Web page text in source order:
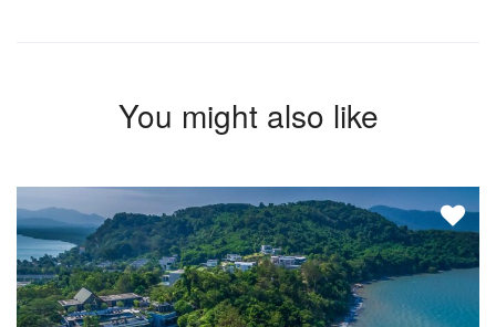
You might also like